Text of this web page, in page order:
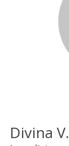
Divina V.